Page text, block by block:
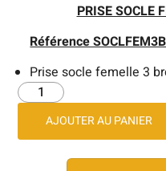
PRISE SOCLE
Référence SOCLFEM3B
Prise socle femelle 3
AJOUTER AU PANIER